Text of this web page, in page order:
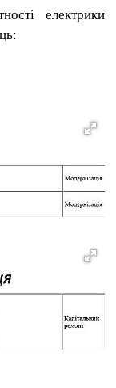
електрики